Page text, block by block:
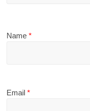
Name*
Email*